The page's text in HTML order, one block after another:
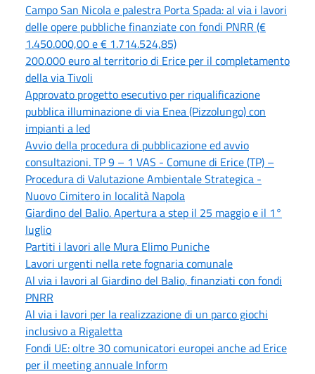
Campo San Nicola e palestra Porta Spada: al via i lavori
delle opere pubbliche finanziate con fondi PNRR (€
1.450.000,00 e € 1.714.524,85)
200.000 euro al territorio di Erice per il completamento
della via Tivoli
Approvato progetto esecutivo per riqualificazione
pubblica illuminazione di via Enea (Pizzolungo) con
impianti a led
Avvio della procedura di pubblicazione ed avvio
consultazioni. TP 9 – 1 VAS - Comune di Erice (TP) –
Procedura di Valutazione Ambientale Strategica -
Nuovo Cimitero in località Napola
Giardino del Balio. Apertura a step il 25 maggio e il 1°
luglio
Partiti i lavori alle Mura Elimo Puniche
Lavori urgenti nella rete fognaria comunale
Al via i lavori al Giardino del Balio, finanziati con fondi
PNRR
Al via i lavori per la realizzazione di un parco giochi
inclusivo a Rigaletta
Fondi UE: oltre 30 comunicatori europei anche ad Erice
per il meeting annuale Inform